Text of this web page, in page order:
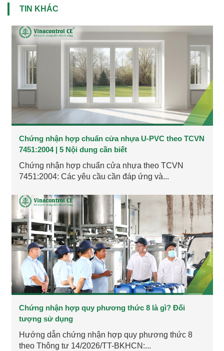
TIN KHÁC
Chứng nhận hợp chuẩn cửa nhựa U-PVC theo TCVN
7451:2004 | 5 Nội dung cần biết
Chứng nhận hợp chuẩn cửa nhựa theo TCVN
7451:2004: Các yêu cầu cần đáp ứng và...
Chứng nhận hợp quy phương thức 8 là gì? Đối
tượng sử dụng
Hướng dẫn chứng nhận hợp quy phương thức 8
theo Thông tư 14/2026/TT-BKHCN:...